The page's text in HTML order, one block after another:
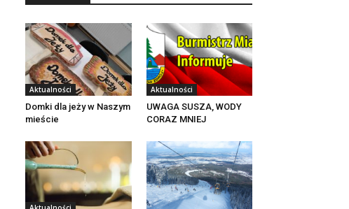
Aktualności
Domki dla jeży w Naszym
mieście
Aktualności
UWAGA SUSZA, WODY
CORAZ MNIEJ